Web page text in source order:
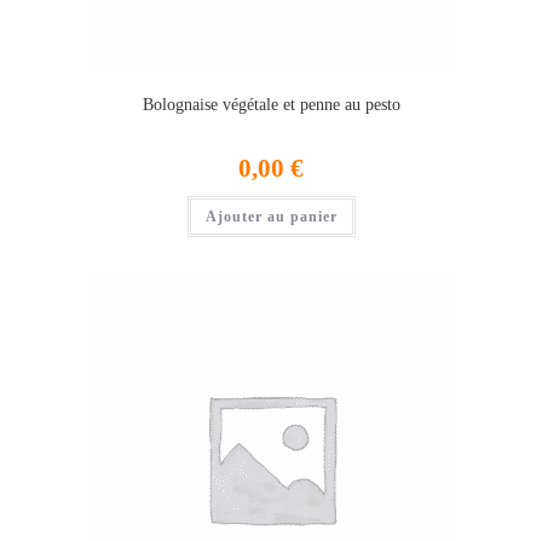
Bolognaise végétale et penne au pesto
0,00 €
Ajouter au panier